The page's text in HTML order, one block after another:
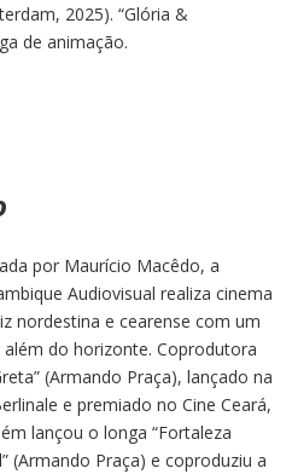
2025). “Glória &
de animação.
por Maurício Macêdo, a
Audiovisual realiza cinema
nordestina e cearense com um
além do horizonte. Coprodutora
(Armando Praça), lançado na
e premiado no Cine Ceará,
lançou o longa “Fortaleza
(Armando Praça) e coproduziu a